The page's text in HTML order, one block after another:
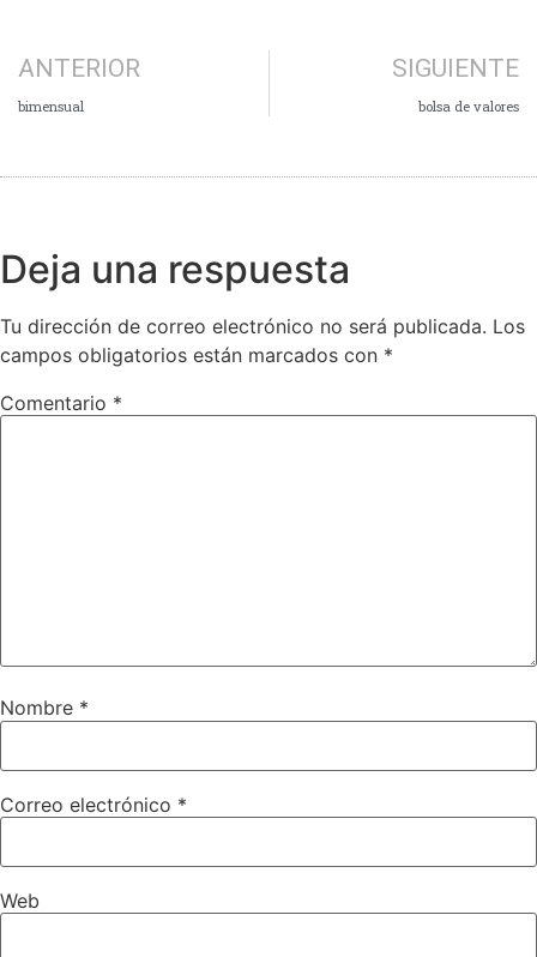
ANTERIOR
bimensual
SIGUIENTE
bolsa de valores
Deja una respuesta
Tu dirección de correo electrónico no será publicada. Los
campos obligatorios están marcados con *
Comentario *
Nombre *
Correo electrónico *
Web